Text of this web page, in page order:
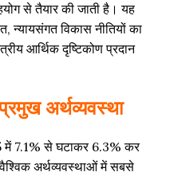
से तैयार की जाती है। यह
न्यायसंगत विकास नीतियों का
आर्थिक दृष्टिकोण प्रदान
अर्थव्यवस्था
में 7.1% से घटाकर 6.3% कर
अर्थव्यवस्थाओं में सबसे